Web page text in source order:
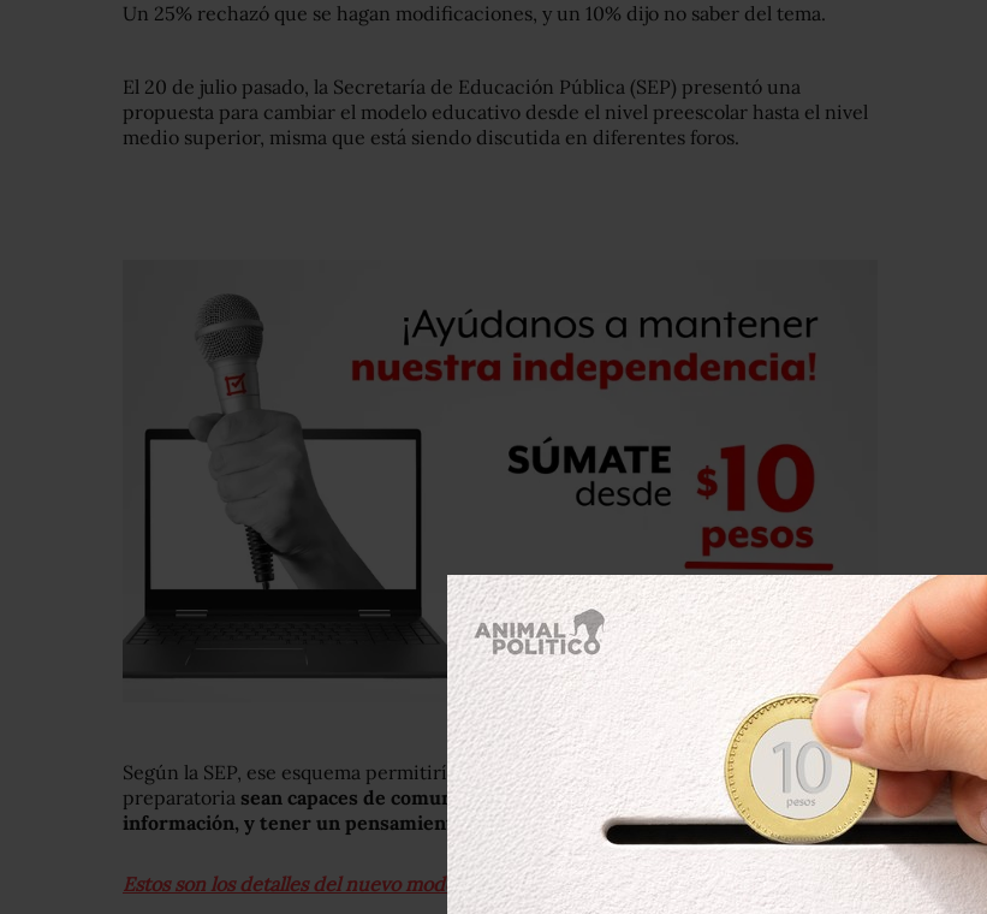
Un 25% rechazó que se hagan modificaciones, y un 10% dijo no saber del tema.
El 20 de julio pasado, la Secretaría de Educación Pública (SEP) presentó una
propuesta para cambiar el modelo educativo desde el nivel preescolar hasta el nivel
medio superior, misma que está siendo discutida en diferentes foros.
Según la SEP, ese esquema permitiría que los alumnos que egresen de la
preparatoria sean capaces de comunicarse en inglés, usar tecnologías de la
información, y tener un pensamiento crítico .
Estos son los detalles del nuevo modelo educativo que presentó la SEP